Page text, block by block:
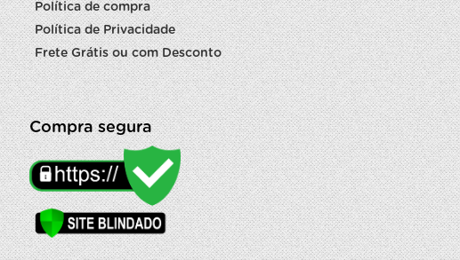
Política de compra
Política de Privacidade
Frete Grátis ou com Desconto
Compra segura